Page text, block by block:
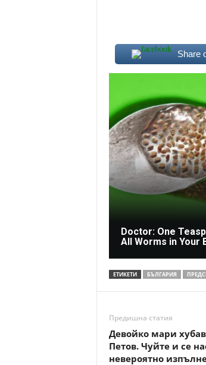
Share
Doctor: One
All Worms in Your
ЕТИКЕТИ БЪЛГАРИЯ
Предишна статия
Девойко мари
Петов. Чуйте и се
невероятно